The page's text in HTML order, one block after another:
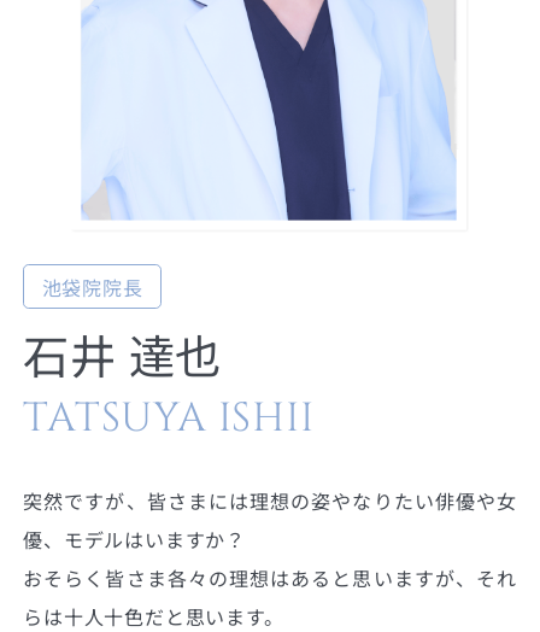
池袋院院長
石井 達也
TATSUYA ISHII
突然ですが、皆さまには理想の姿やなりたい俳優や女
優、モデルはいますか？
おそらく皆さま各々の理想はあると思いますが、それ
らは十人十色だと思います。